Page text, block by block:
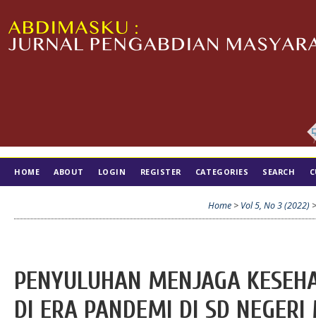
HOME ABOUT LOGIN REGISTER CATEGORIES SEARCH
Home > Vol 5, No 3 (2022)
PENYULUHAN MENJAGA
DI ERA PANDEMI DI SD NEGERI